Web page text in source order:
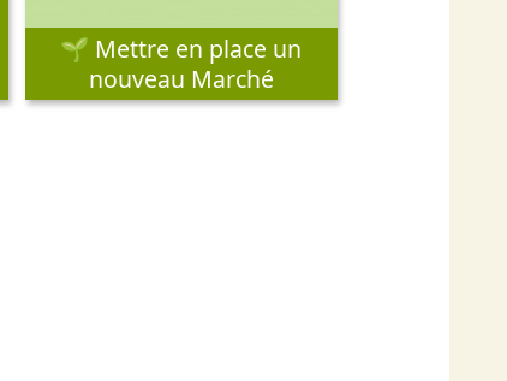
🌱 Mettre en place un
nouveau Marché